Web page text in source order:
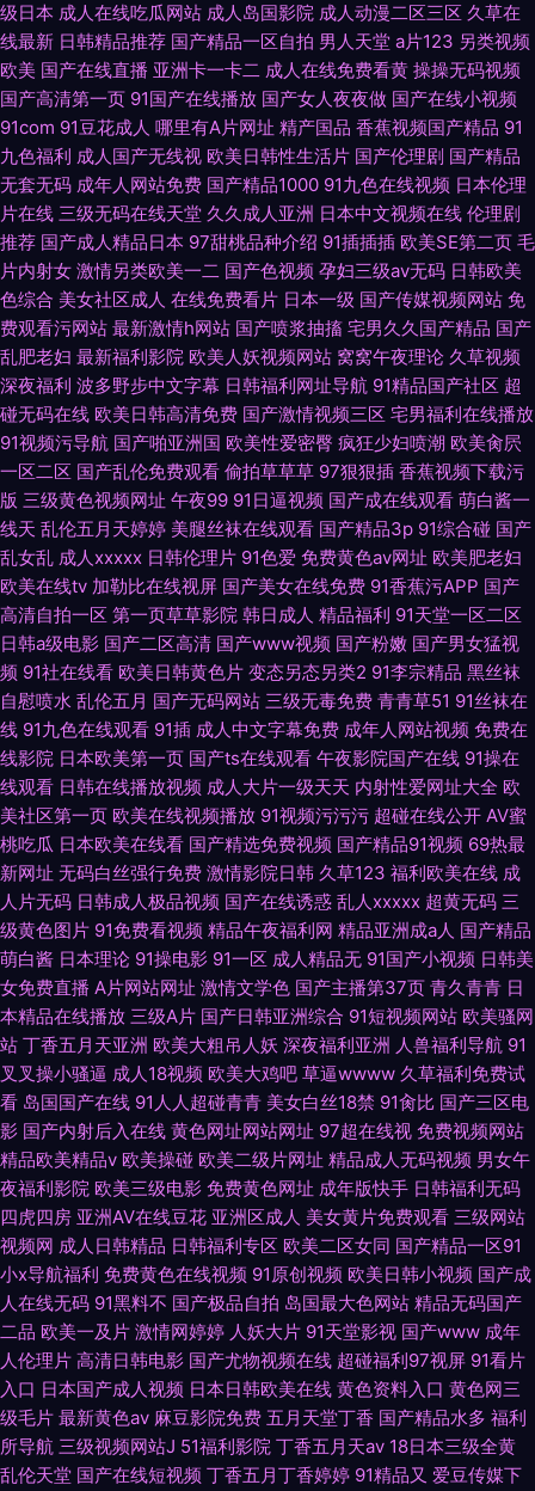
级日本 成人在线吃瓜网站 成人岛国影院 成人动漫二区三区 久草在
线最新 日韩精品推荐 国产精品一区自拍 男人天堂 a片123 另类视频
欧美 国产在线直播 亚洲卡一卡二 成人在线免费看黄 操操无码视频
国产高清第一页 91国产在线播放 国产女人夜夜做 国产在线小视频
91com 91豆花成人 哪里有A片网址 精产国品 香蕉视频国产精品 91
九色福利 成人国产无线视 欧美日韩性生活片 国产伦理剧 国产精品
无套无码 成年人网站免费 国产精品1000 91九色在线视频 日本伦理
片在线 三级无码在线天堂 久久成人亚洲 日本中文视频在线 伦理剧
推荐 国产成人精品日本 97甜桃品种介绍 91插插插 欧美SE第二页 毛
片内射女 激情另类欧美一二 国产色视频 孕妇三级av无码 日韩欧美
色综合 美女社区成人 在线免费看片 日本一级 国产传媒视频网站 免
费观看污网站 最新激情h网站 国产喷浆抽搐 宅男久久国产精品 国产
乱肥老妇 最新福利影院 欧美人妖视频网站 窝窝午夜理论 久草视频
深夜福利 波多野步中文字幕 日韩福利网址导航 91精品国产社区 超
碰无码在线 欧美日韩高清免费 国产激情视频三区 宅男福利在线播放
91视频污导航 国产啪亚洲国 欧美性爱密臀 疯狂少妇喷潮 欧美肏屄
一区二区 国产乱伦免费观看 偷拍草草草 97狠狠插 香蕉视频下载污
版 三级黄色视频网址 午夜99 91日逼视频 国产成在线观看 萌白酱一
线天 乱伦五月天婷婷 美腿丝袜在线观看 国产精品3p 91综合碰 国产
乱女乱 成人xxxxx 日韩伦理片 91色爱 免费黄色av网址 欧美肥老妇
欧美在线tv 加勒比在线视屏 国产美女在线免费 91香蕉污APP 国产
高清自拍一区 第一页草草影院 韩日成人 精品福利 91天堂一区二区
日韩a级电影 国产二区高清 国产www视频 国产粉嫩 国产男女猛视
频 91社在线看 欧美日韩黄色片 变态另态另类2 91李宗精品 黑丝袜
自慰喷水 乱伦五月 国产无码网站 三级无毒免费 青青草51 91丝袜在
线 91九色在线观看 91插 成人中文字幕免费 成年人网站视频 免费在
线影院 日本欧美第一页 国产ts在线观看 午夜影院国产在线 91操在
线观看 日韩在线播放视频 成人大片一级天天 内射性爱网址大全 欧
美社区第一页 欧美在线视频播放 91视频污污污 超碰在线公开 AV蜜
桃吃瓜 日本欧美在线看 国产精选免费视频 国产精品91视频 69热最
新网址 无码白丝强行免费 激情影院日韩 久草123 福利欧美在线 成
人片无码 日韩成人极品视频 国产在线诱惑 乱人xxxxx 超黄无码 三
级黄色图片 91免费看视频 精品午夜福利网 精品亚洲成a人 国产精品
萌白酱 日本理论 91操电影 91一区 成人精品无 91国产小视频 日韩美
女免费直播 A片网站网址 激情文学色 国产主播第37页 青久青青 日
本精品在线播放 三级A片 国产日韩亚洲综合 91短视频网站 欧美骚网
站 丁香五月天亚洲 欧美大粗吊人妖 深夜福利亚洲 人兽福利导航 91
叉叉操小骚逼 成人18视频 欧美大鸡吧 草逼wwww 久草福利免费试
看 岛国国产在线 91人人超碰青青 美女白丝18禁 91肏比 国产三区电
影 国产内射后入在线 黄色网址网站网址 97超在线视 免费视频网站
精品欧美精品v 欧美操碰 欧美二级片网址 精品成人无码视频 男女午
夜福利影院 欧美三级电影 免费黄色网址 成年版快手 日韩福利无码
四虎四房 亚洲AV在线豆花 亚洲区成人 美女黄片免费观看 三级网站
视频网 成人日韩精品 日韩福利专区 欧美二区女同 国产精品一区91
小x导航福利 免费黄色在线视频 91原创视频 欧美日韩小视频 国产成
人在线无码 91黑料不 国产极品自拍 岛国最大色网站 精品无码国产
二品 欧美一及片 激情网婷婷 人妖大片 91天堂影视 国产www 成年
人伦理片 高清日韩电影 国产尤物视频在线 超碰福利97视屏 91看片
入口 日本国产成人视频 日本日韩欧美在线 黄色资料入口 黄色网三
级毛片 最新黄色av 麻豆影院免费 五月天堂丁香 国产精品水多 福利
所导航 三级视频网站J 51福利影院 丁香五月天av 18日本三级全黄
乱伦天堂 国产在线短视频 丁香五月丁香婷婷 91精品又 爱豆传媒下